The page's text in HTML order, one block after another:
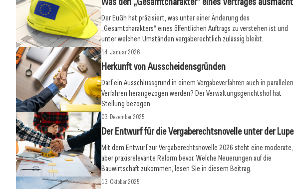
Der EuGh hat präzisiert, was unter einer Änderung des
„Gesamtcharakters“ eines öffentlichen Auftrags zu verstehen ist und
unter welchen Umständen vergaberechtlich zulässig bleibt.
14. Januar 2026
Herkunft von Ausscheidensgründen
Darf ein Ausschlussgrund in einem Vergabeverfahren auch in parallelen
Verfahren herangezogen werden? Der Verwaltungsgerichtshof hat
Stellung bezogen.
03. Dezember 2025
Der Entwurf für die Vergaberechtsnovelle unter der Lupe
Mit dem Entwurf zur Vergaberechtsnovelle 2026 steht eine moderate,
aber praxisrelevante Reform bevor. Welche Neuerungen auf die
Bauwirtschaft zukommen, lesen Sie in diesem Beitrag.
13. Oktober 2025